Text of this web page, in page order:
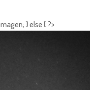
} else { ?>